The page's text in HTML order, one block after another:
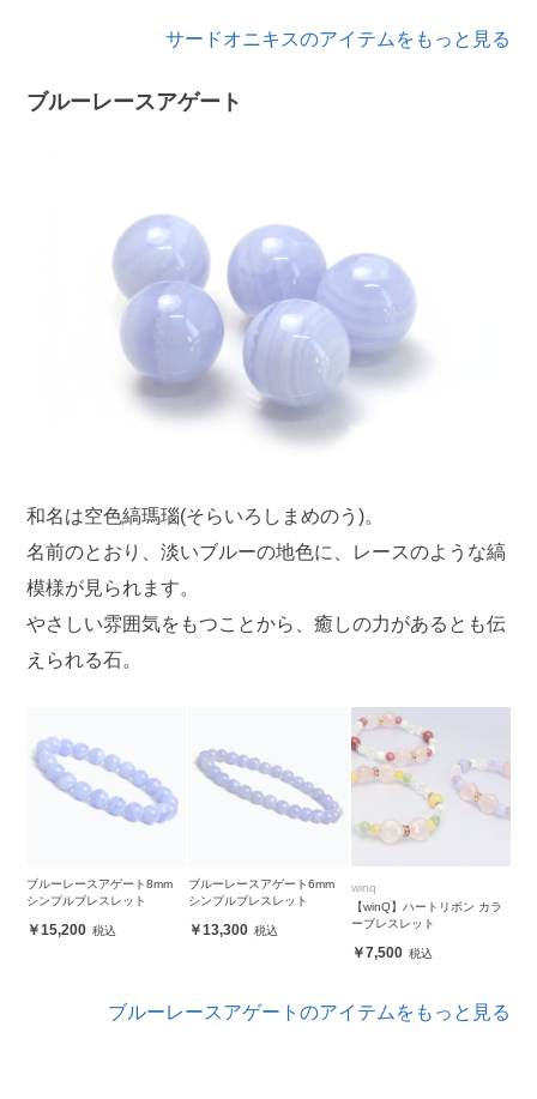
サードオニキスのアイテムをもっと見る
ブルーレースアゲート
和名は空色縞瑪瑙(そらいろしまめのう)。
名前のとおり、淡いブルーの地色に、レースのような縞
模様が見られます。
やさしい雰囲気をもつことから、癒しの力があるとも伝
えられる石。
ブルーレースアゲート8mm
シンプルブレスレット
15,200
ブルーレースアゲート6mm
シンプルブレスレット
13,300
winq
【winQ】ハートリボン カラ
ーブレスレット
7,500
ブルーレースアゲートのアイテムをもっと見る